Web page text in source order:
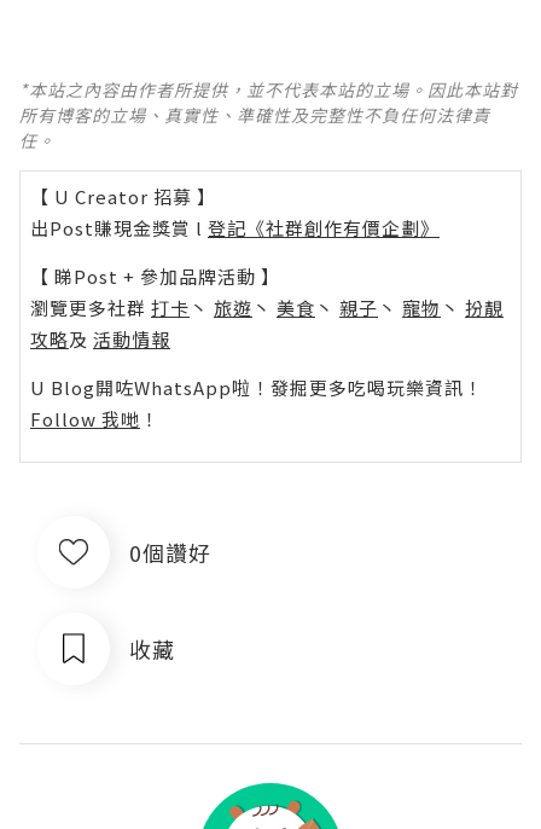
*本站之內容由作者所提供，並不代表本站的立場。因此本站對
所有博客的立場、真實性、準確性及完整性不負任何法律責
任。
【 U Creator 招募 】
出Post賺現金獎賞 l 登記《社群創作有價企劃》
【 睇Post + 參加品牌活動 】
瀏覽更多社群 打卡 丶 旅遊 丶 美食 丶 親子 丶 寵物 丶 扮靚
攻略及 活動情報
U Blog開咗WhatsApp啦！發掘更多吃喝玩樂資訊！
Follow 我哋 ！
0個讚好
收藏